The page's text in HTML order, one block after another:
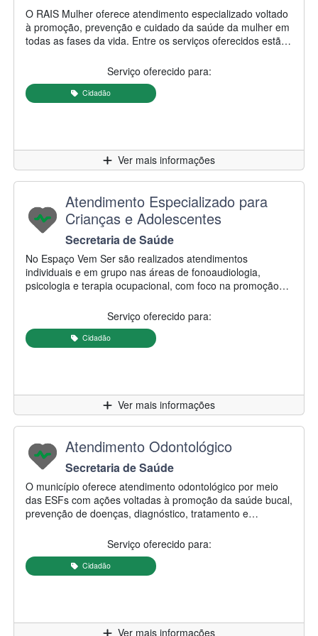
Descrição do serviço:
O RAIS Mulher oferece atendimento especializado voltado
à promoção, prevenção e cuidado da saúde da mulher em
todas as fases da vida. Entre os serviços oferecidos estão
planejamento reprodutivo e familiar, avaliações cirúrgicas,
atendimento às patologias da mama, climatério,
acompanhamento nutricional, atendimento psicológico,
orientações para acesso à rede de proteção. Além disso, o
RAIS Mulher disponibiliza exames necessários para o
como o pré-natal do parceiro (testes relacionados à saúde
do homem)
Serviço oferecido para:
Cidadão
Ver mais informações
Nome do serviço:
Atendimento Especializado para
Crianças e Adolescentes
Secretaria/Autarquia responsável:
Secretaria de Saúde
Descrição do serviço:
No Espaço Vem Ser são realizados atendimentos
individuais e em grupo nas áreas de fonoaudiologia,
psicologia e terapia ocupacional, com foco na promoção
melhoria da qualidade de vida de crianças e adolescentes.
Serviço oferecido para:
Cidadão
Ver mais informações
Nome do serviço:
Atendimento Odontológico
Secretaria/Autarquia responsável:
Secretaria de Saúde
Descrição do serviço:
O município oferece atendimento odontológico por meio
das ESFs com ações voltadas à promoção da saúde bucal,
prevenção de doenças, diagnóstico, tratamento e
serviços odontológicos e atendem usuários de todas as
faixas etárias. O atendimento é conforme a organização e
os horários de funcionamento de cada unidade de saúde.
Serviço oferecido para:
Cidadão
Ver mais informações